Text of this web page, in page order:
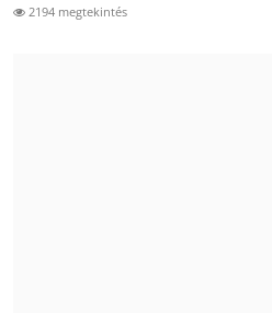
2194 megtekintés